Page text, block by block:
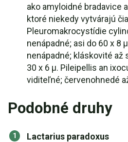
ako amyloidné bradavice
ktoré niekedy vytvárajú
Pleuromakrocystídie
nenápadné; asi do 60 x 8
nenápadné; kláskovité až
30 x 6 µ. Pileipellis an
viditeľné; červenohnedé
Podobné druhy
Lactarius paradoxus